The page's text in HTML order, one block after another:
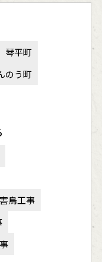
琴平町
のう町
鳥工事